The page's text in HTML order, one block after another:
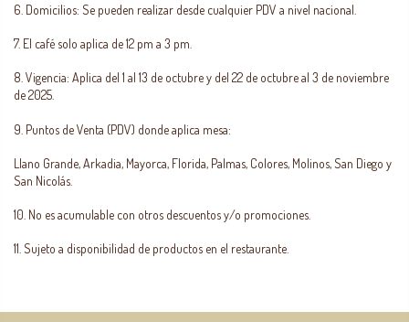
6. Domicilios: Se pueden realizar desde cualquier PDV a nivel nacional.
7. El café solo aplica de 12 pm a 3 pm.
8. Vigencia: Aplica del 1 al 13 de octubre y del 22 de octubre al 3 de noviembre
de 2025.
9. Puntos de Venta (PDV) donde aplica mesa:
Llano Grande, Arkadia, Mayorca, Florida, Palmas, Colores, Molinos, San Diego y
San Nicolás.
10. No es acumulable con otros descuentos y/o promociones.
11. Sujeto a disponibilidad de productos en el restaurante.